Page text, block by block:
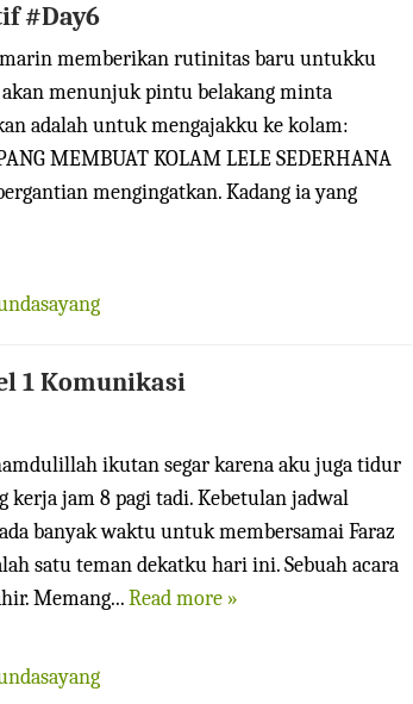
#Day6
memberikan rutinitas baru untukku
akan menunjuk pintu belakang minta
adalah untuk mengajakku ke kolam:
MEMBUAT KOLAM LELE SEDERHANA
mengingatkan. Kadang ia yang
1 Komunikasi
ikutan segar karena aku juga tidur
kerja jam 8 pagi tadi. Kebetulan jadwal
banyak waktu untuk membersamai Faraz
satu teman dekatku hari ini. Sebuah acara
Memang...Read more »